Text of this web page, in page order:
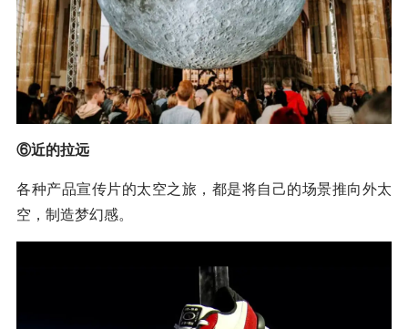
⑥近的拉远
各种产品宣传片的太空之旅，都是将自己的场景推向外太
空，制造梦幻感。